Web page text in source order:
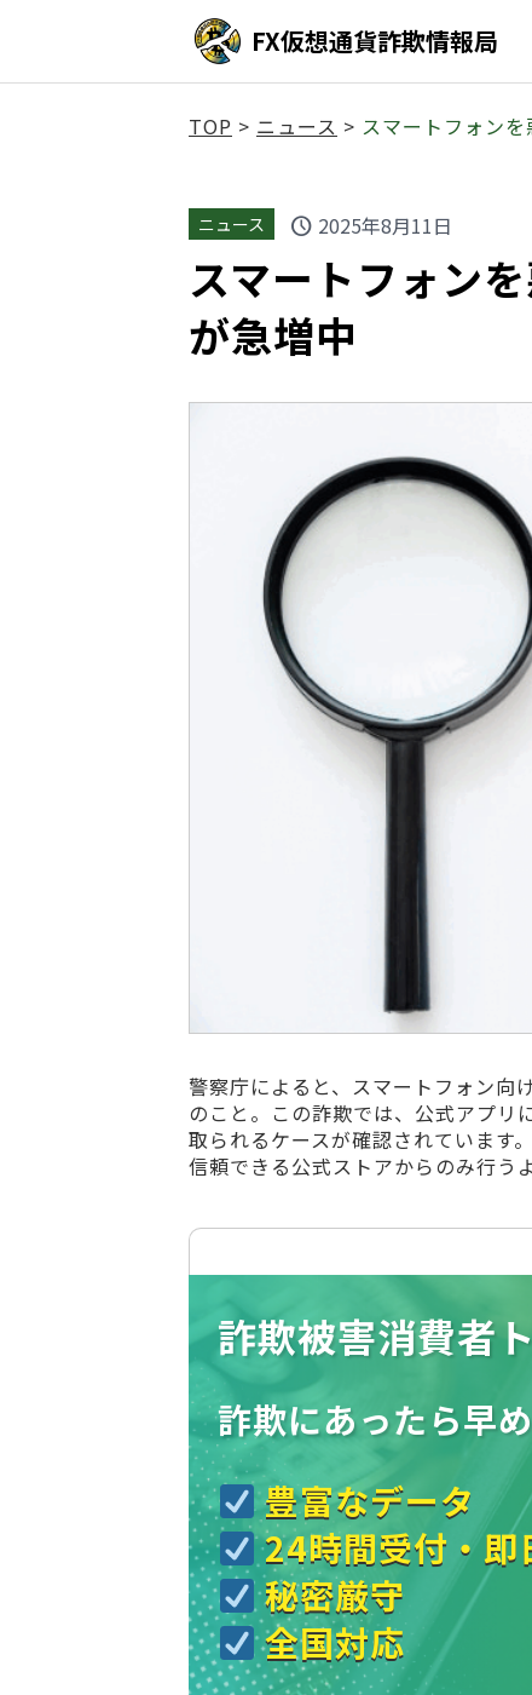
FX仮想通貨詐欺情報局
TOP > ニュース > スマートフォン
ニュース schedule 2025年8月11日
スマートフォン
が急増中
警察庁によると、スマートフォン向
のこと。この詐欺では、公式アプリ
取られるケースが確認されています
信頼できる公式ストアからのみ行う
詐欺被害消費者
詐欺にあったら早
豊富なデータ
24時間受付・即
秘密厳守
全国対応